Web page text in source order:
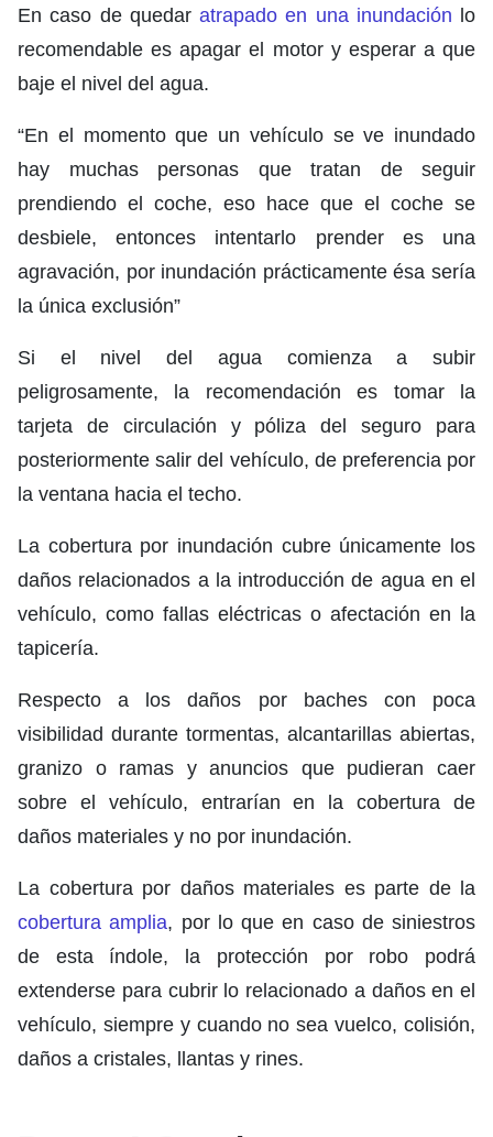
En caso de quedar atrapado en una inundación lo
recomendable es apagar el motor y esperar a que
baje el nivel del agua.
“En el momento que un vehículo se ve inundado
hay muchas personas que tratan de seguir
prendiendo el coche, eso hace que el coche se
desbiele, entonces intentarlo prender es una
agravación, por inundación prácticamente ésa sería
la única exclusión”
Si el nivel del agua comienza a subir
peligrosamente, la recomendación es tomar la
tarjeta de circulación y póliza del seguro para
posteriormente salir del vehículo, de preferencia por
la ventana hacia el techo.
La cobertura por inundación cubre únicamente los
daños relacionados a la introducción de agua en el
vehículo, como fallas eléctricas o afectación en la
tapicería.
Respecto a los daños por baches con poca
visibilidad durante tormentas, alcantarillas abiertas,
granizo o ramas y anuncios que pudieran caer
sobre el vehículo, entrarían en la cobertura de
daños materiales y no por inundación.
La cobertura por daños materiales es parte de la
cobertura amplia, por lo que en caso de siniestros
de esta índole, la protección por robo podrá
extenderse para cubrir lo relacionado a daños en el
vehículo, siempre y cuando no sea vuelco, colisión,
daños a cristales, llantas y rines.